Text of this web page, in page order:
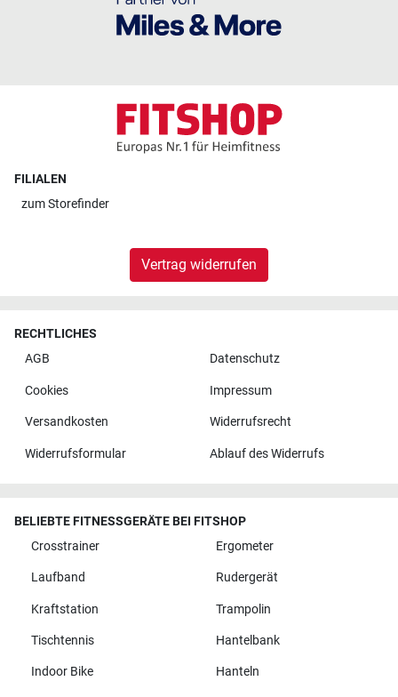
FILIALEN
zumStorefinder
Vertrag widerrufen
RECHTLICHES
AGB
Datenschutz
Cookies Impressum
Versandkosten Widerrufsrecht
Widerrufsformular Ablauf des Widerrufs
BELIEBTE FITNESSGERÄTE BEI FITSHOP
Crosstrainer
Ergometer
Laufband Rudergerät
Kraftstation Trampolin
Tischtennis Hantelbank
Indoor Bike Hanteln